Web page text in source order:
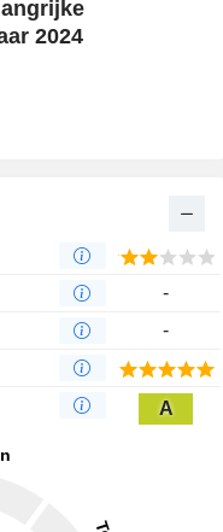
2024
-
-
A